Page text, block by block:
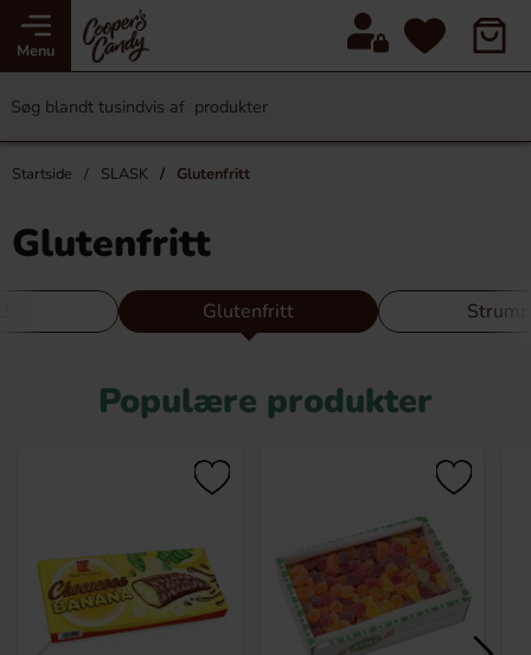
Menu
Startside SLASK Glutenfritt
Glutenfritt
Glutenfritt
Populære produkter